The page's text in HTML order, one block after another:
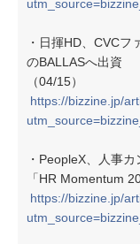
・日揮HD、CVC
のBALLASへ出資
（04/15）
https://bizzine.jp/
・PeopleX、人事
「HR Momentum
https://bizzine.jp/